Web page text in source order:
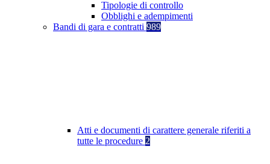
Tipologie di controllo
Obblighi e adempimenti
Bandi di gara e contratti 989
Atti e documenti di carattere generale riferiti a
tutte le procedure 2